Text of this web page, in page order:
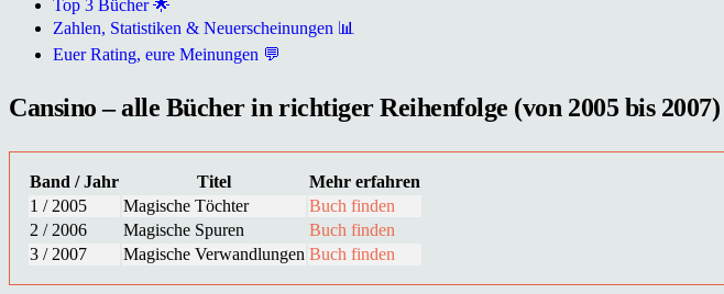
Top 3 Bücher 🌟
Zahlen, Statistiken & Neuerscheinungen 📊
Euer Rating, eure Meinungen 💬
Cansino – alle Bücher in richtiger Reihenfolge (von 2005 bis 2007)
Band / Jahr Titel
Mehr erfahren
1 / 2005
Magische Töchter
Buch finden
2 / 2006
Magische Spuren
Buch finden
3 / 2007
Magische Verwandlungen Buch finden